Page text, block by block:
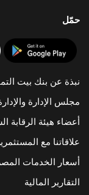
حمّل
نبذة عن بنك بيت
مجلس الإدارة
أعضاء هيئة الرقابة
علاقاتنا مع
أسعار الخدمات
التقارير المالية